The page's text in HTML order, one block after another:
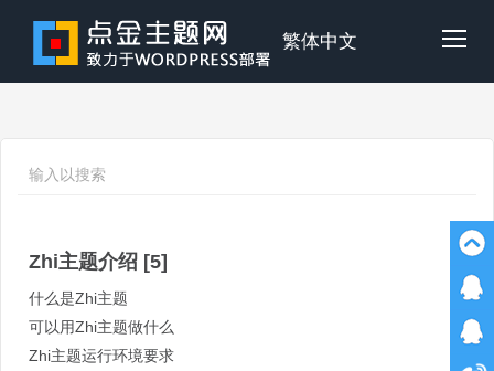
content
点
繁体中文
Zhi主题介绍 [5]
什么是Zhi主题
可以用Zhi主题做什么
Zhi主题运行环境要求